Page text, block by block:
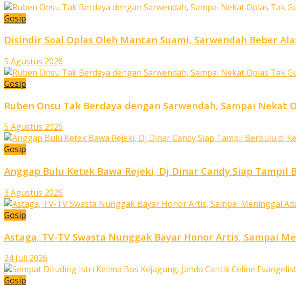
Gosip
Disindir Soal Oplas Oleh Mantan Suami, Sarwendah Beber
5 Agustus 2026
Gosip
Ruben Onsu Tak Berdaya dengan Sarwendah, Sampai Nekat
5 Agustus 2026
Gosip
Anggap Bulu Ketek Bawa Rejeki, Dj Dinar Candy Siap
3 Agustus 2026
Gosip
Astaga, TV-TV Swasta Nunggak Bayar Honor Artis, Sampai
24 Juli 2026
Gosip